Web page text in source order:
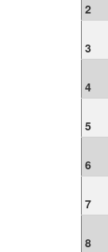
2
3
4
5
6
7
8